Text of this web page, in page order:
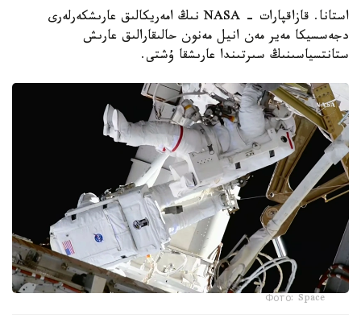
استانا. قازاقپارات - NASA نىڭ امەريكالىق عارىشكەرلەرى
دجەسسيكا مەير مەن انيل مەنون حالىقارالىق عارىش
ستانتسياسىنىڭ سىرتىندا عارىشقا ۇشتى.
Фото: Space